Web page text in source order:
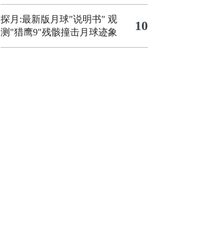
探月:最新版月球"说明书" 观
测"猎鹰9"残骸撞击月球迹象
10